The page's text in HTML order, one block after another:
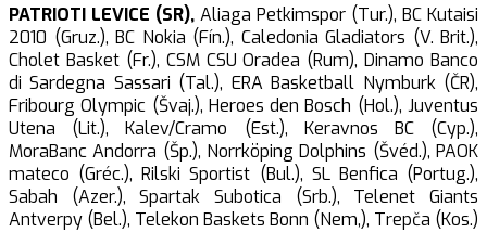
PATRIOTI LEVICE (SR), Aliaga Petkimspor (Tur.), BC Kutaisi
2010 (Gruz.), BC Nokia (Fín.), Caledonia Gladiators (V. Brit.),
Cholet Basket (Fr.), CSM CSU Oradea (Rum), Dinamo Banco
di Sardegna Sassari (Tal.), ERA Basketball Nymburk (ČR),
Fribourg Olympic (Švaj.), Heroes den Bosch (Hol.), Juventus
Utena (Lit.), Kalev/Cramo (Est.), Keravnos BC (Cyp.),
MoraBanc Andorra (Šp.), Norrköping Dolphins (Švéd.), PAOK
mateco (Gréc.), Rilski Sportist (Bul.), SL Benfica (Portug.),
Sabah (Azer.), Spartak Subotica (Srb.), Telenet Giants
Antverpy (Bel.), Telekon Baskets Bonn (Nem,), Trepča (Kos.)